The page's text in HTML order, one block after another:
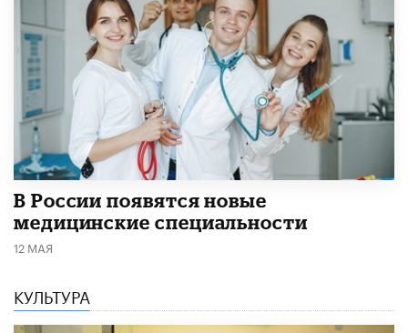
В России появятся новые
медицинские специальности
12 МАЯ
КУЛЬТУРА